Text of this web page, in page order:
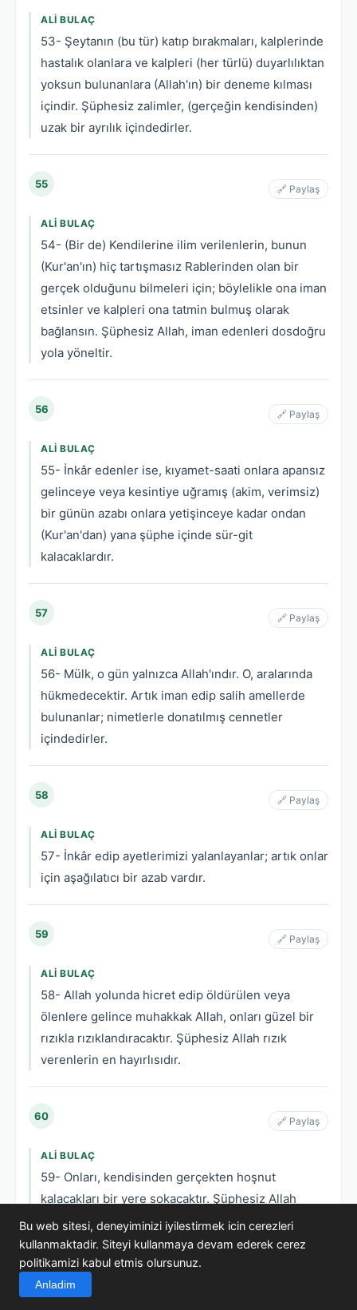
ALI BULAÇ
53- Şeytanın (bu tür) katıp bırakmaları, kalplerinde
hastalık olanlara ve kalpleri (her türlü) duyarlılıktan
yoksun bulunanlara (Allah'ın) bir deneme kılması
içindir. Şüphesiz zalimler, (gerçeğin kendisinden)
uzak bir ayrılık içindedirler.
55 🔗 Paylaş
ALI BULAÇ
54- (Bir de) Kendilerine ilim verilenlerin, bunun
(Kur'an'ın) hiç tartışmasız Rablerinden olan bir
gerçek olduğunu bilmeleri için; böylelikle ona iman
etsinler ve kalpleri ona tatmin bulmuş olarak
bağlansın. Şüphesiz Allah, iman edenleri dosdoğru
yola yöneltir.
56 🔗 Paylaş
ALI BULAÇ
55- İnkâr edenler ise, kıyamet-saati onlara apansız
gelinceye veya kesintiye uğramış (akim, verimsiz)
bir günün azabı onlara yetişinceye kadar ondan
(Kur'an'dan) yana şüphe içinde sür-git
kalacaklardır.
57 🔗 Paylaş
ALI BULAÇ
56- Mülk, o gün yalnızca Allah'ındır. O, aralarında
hükmedecektir. Artık iman edip salih amellerde
bulunanlar; nimetlerle donatılmış cennetler
içindedirler.
58 🔗 Paylaş
ALI BULAÇ
57- İnkâr edip ayetlerimizi yalanlayanlar; artık onlar
için aşağılatıcı bir azab vardır.
59 🔗 Paylaş
ALI BULAÇ
58- Allah yolunda hicret edip öldürülen veya
ölenlere gelince muhakkak Allah, onları güzel bir
rızıkla rızıklandıracaktır. Şüphesiz Allah rızık
verenlerin en hayırlısıdır.
60 🔗 Paylaş
ALI BULAÇ
59- Onları, kendisinden gerçekten hoşnut
kalacakları bir yere sokacaktır. Şüphesiz Allah
bilendir, halimdir.
Bu web sitesi, deneyiminizi iyilestirmek icin cerezleri
kullanmaktadir. Siteyi kullanmaya devam ederek cerez
politikamizi kabul etmis olursunuz.
Anladim